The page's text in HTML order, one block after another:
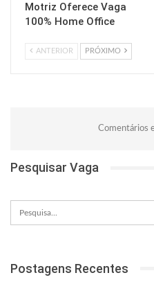
Motriz Oferece Vaga
100% Home Office
ANTERIOR PRÓXIMO
Comentários
Pesquisar Vaga
Postagens Recentes